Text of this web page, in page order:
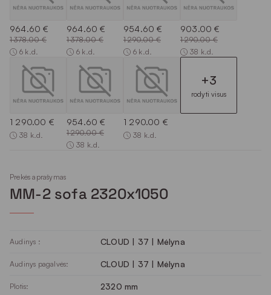
964.60 €
1 378.00 €
6 k.d.
964.60 €
1 378.00 €
6 k.d.
954.60 €
1 290.00 €
6 k.d.
903.00 €
1 290.00 €
38 k.d.
1 290.00 €
38 k.d.
954.60 €
1 290.00 €
38 k.d.
1 290.00 €
38 k.d.
+3
rodyti visus
Prekės aprašymas
MM-2 sofa 2320x1050
Audinys : CLOUD | 37 | Mėlyna
Audinys pagalvės: CLOUD | 37 | Mėlyna
Plotis: 2320 mm